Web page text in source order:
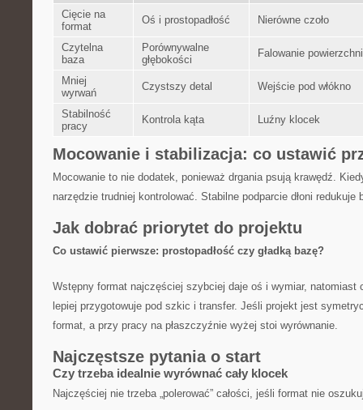
Cięcie na
format
Oś i prostopadłość Nierówne czoło
Czytelna
baza
Porównywalne
głębokości
Falowanie powierzchni
Mniej
wyrwań
Czystszy detal Wejście pod włókno
Stabilność
pracy
Kontrola kąta Luźny klocek
Mocowanie i stabilizacja: co ustawić
Mocowanie to nie dodatek, ponieważ drgania psują krawędź.
narzędzie trudniej kontrolować. Stabilne podparcie dłoni redukuje
Jak dobrać priorytet do projektu
Co ustawić pierwsze: prostopadłość czy gładką bazę?
Wstępny format najczęściej szybciej daje oś i wymiar, natomiast
lepiej przygotowuje pod szkic i transfer. Jeśli projekt jest
format, a przy pracy na płaszczyźnie wyżej stoi wyrównanie.
Najczęstsze pytania o start
Czy trzeba idealnie wyrównać cały klocek
Najczęściej nie trzeba „polerować” całości, jeśli format nie